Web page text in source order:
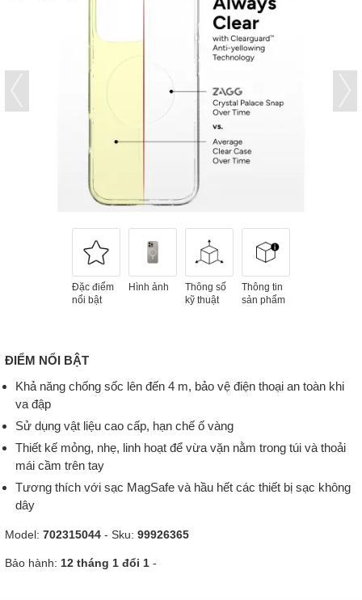
Đặc điểm
nổi bật
Hình ảnh
Thông số
kỹ thuật
Thông tin
sản phẩm
ĐIỂM NỔI BẬT
Khả năng chống sốc lên đến 4 m, bảo vệ điện thoại an toàn khi
va đập
Sử dụng vật liệu cao cấp, hạn chế ố vàng
Thiết kế mỏng, nhẹ, linh hoạt để vừa vặn nằm trong túi và thoải
mái cầm trên tay
Tương thích với sạc MagSafe và hầu hết các thiết bị sạc không
dây
Model: 702315044 - Sku: 99926365
Bảo hành: 12 tháng 1 đổi 1 -